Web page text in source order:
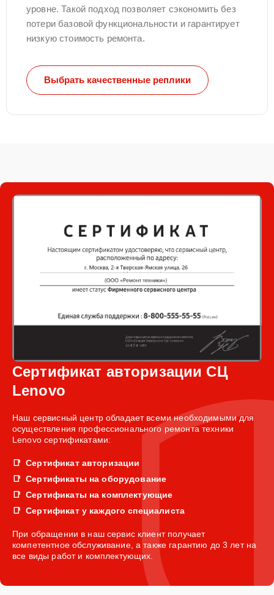
уровне. Такой подход позволяет сэкономить без
потери базовой функциональности и гарантирует
низкую стоимость ремонта.
Выбрать качественные реплики
Сертификат авторизации СЦ
Lenovo
Наш сервисный центр обладает всеми необходимыми для
осуществления профессионального ремонта техники
Lenovo сертификатами:
Сертификат авторизации
Сертификаты на оборудование
Сертификаты на комплектующие
Сертификат у каждого специалиста
При обращении в наш сервис клиент получает
компетентное обслуживание, а также гарантию до 3 лет на
все виды работ и комплектующих.